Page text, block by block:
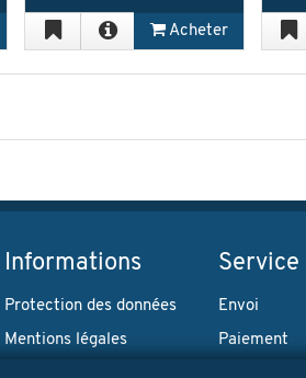
Acheter
Informations
Protection des données
Mentions légales
Envoi
Paiement